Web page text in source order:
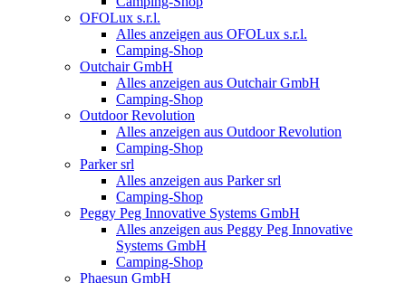
OFOLux s.r.l.
Alles anzeigen aus OFOLux s.r.l.
Camping-Shop
Outchair GmbH
Alles anzeigen aus Outchair GmbH
Camping-Shop
Outdoor Revolution
Alles anzeigen aus Outdoor Revolution
Camping-Shop
Parker srl
Alles anzeigen aus Parker srl
Camping-Shop
Peggy Peg Innovative Systems GmbH
Alles anzeigen aus Peggy Peg Innovative
Systems GmbH
Camping-Shop
Phaesun GmbH